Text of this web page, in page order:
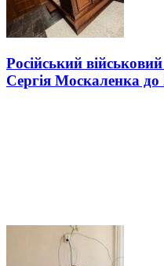
Російський
Сергія Москаленка до